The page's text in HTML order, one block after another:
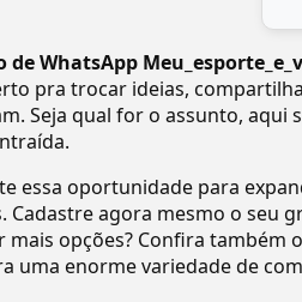
de WhatsApp
pra trocar ideias,
Seja qual for o assunto, aqui
essa oportunidade para
Cadastre agora mesmo o seu
mais opções? Confira também
uma enorme variedade de